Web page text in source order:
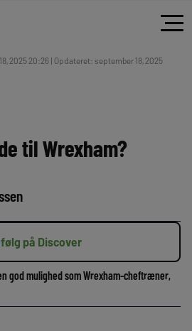
2025 20:26 | Opdateret: september 18, 2025
til Wrexham?
følg på Discover
god mulighed som Wrexham-cheftræner,